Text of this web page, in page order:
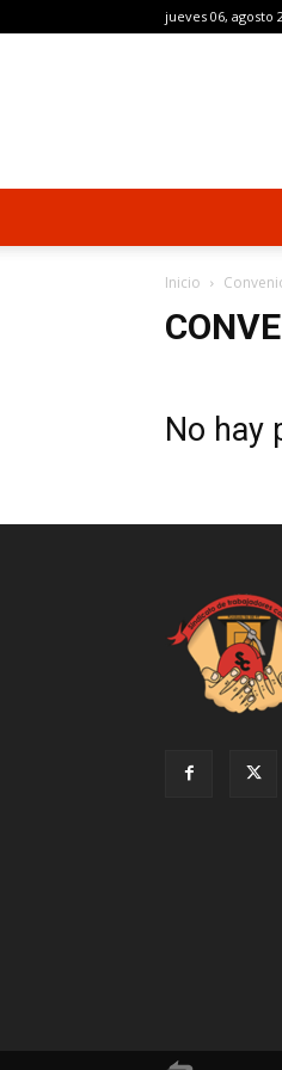
jueves 06, agosto
Inicio
No hay